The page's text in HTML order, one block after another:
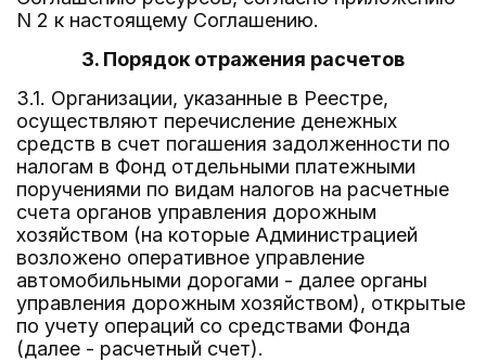
N 2 к настоящему Соглашению.
3. Порядок отражения расчетов
3.1. Организации, указанные в Реестре,
осуществляют перечисление денежных
средств в счет погашения задолженности по
налогам в Фонд отдельными платежными
поручениями по видам налогов на расчетные
счета органов управления дорожным
хозяйством (на которые Администрацией
возложено оперативное управление
автомобильными дорогами - далее органы
управления дорожным хозяйством), открытые
по учету операций со средствами Фонда
(далее - расчетный счет).